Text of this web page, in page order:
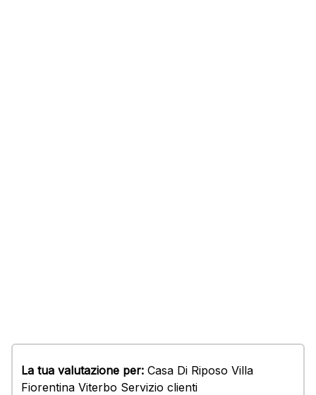
La tua valutazione per: Casa Di Riposo Villa
Fiorentina Viterbo Servizio clienti